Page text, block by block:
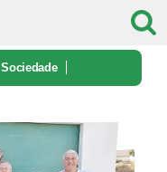
Sociedade